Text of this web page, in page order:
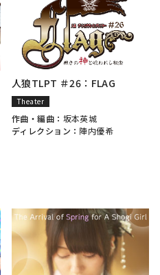
人狼TLPT ＃26：FLAG
Theater
作曲・編曲： 坂本英城
ディレクション： 陣内優希